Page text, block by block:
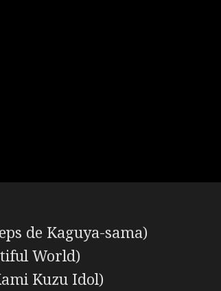
de Kaguya-sama)
World)
Kuzu Idol)